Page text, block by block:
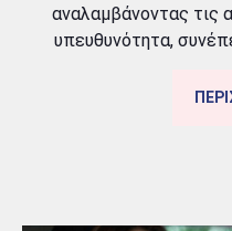
αναλαμβάνοντας τις
υπευθυνότητα,